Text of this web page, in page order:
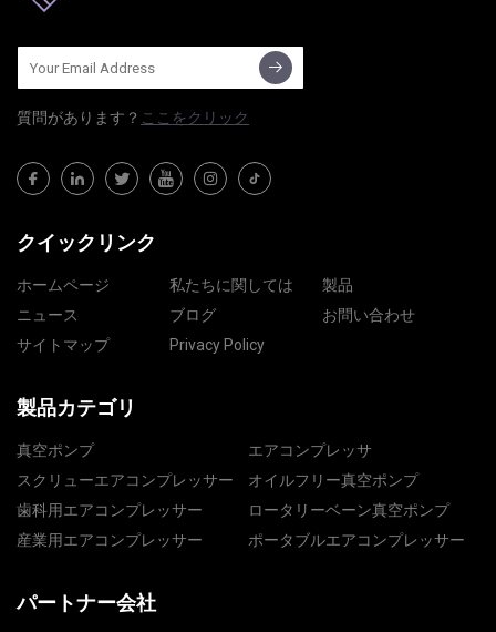
質問​​があります？ ここをクリック
クイックリンク
ホームページ 私たちに関しては
製品
ニュース
ブログ
お問い合わせ
サイトマップ
Privacy Policy
製品カテゴリ
真空ポンプ
エアコンプレッサ
スクリューエアコンプレッサー
オイルフリー真空ポンプ
歯科用エアコンプレッサー
ロータリーベーン真空ポンプ
産業用エアコンプレッサー
ポータブルエアコンプレッサー
パートナー会社